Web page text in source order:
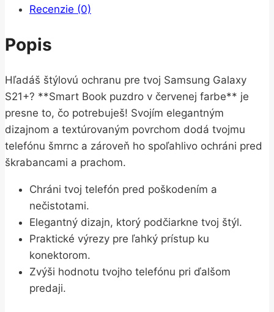
Recenzie (0)
Popis
Hľadáš štýlovú ochranu pre tvoj Samsung Galaxy
S21+? **Smart Book puzdro v červenej farbe** je
presne to, čo potrebuješ! Svojím elegantným
dizajnom a textúrovaným povrchom dodá tvojmu
telefónu šmrnc a zároveň ho spoľahlivo ochráni pred
škrabancami a prachom.
Chráni tvoj telefón pred poškodením a
nečistotami.
Elegantný dizajn, ktorý podčiarkne tvoj štýl.
Praktické výrezy pre ľahký prístup ku
konektorom.
Zvýši hodnotu tvojho telefónu pri ďalšom
predaji.